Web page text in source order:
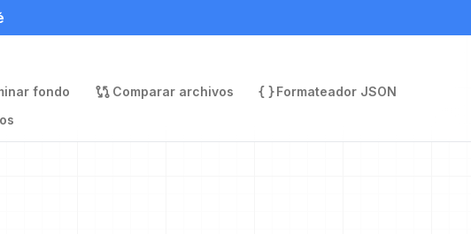
fondo Comparar archivos
Formateador JSON